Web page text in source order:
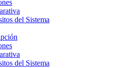
del Sistema
del Sistema